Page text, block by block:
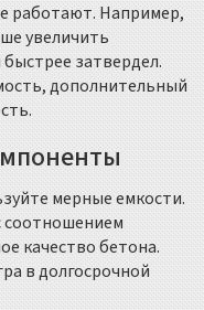
работают. Например,
увеличить
затвердел.
дополнительный
мерные емкости.
соотношением
качество бетона.
в долгосрочной